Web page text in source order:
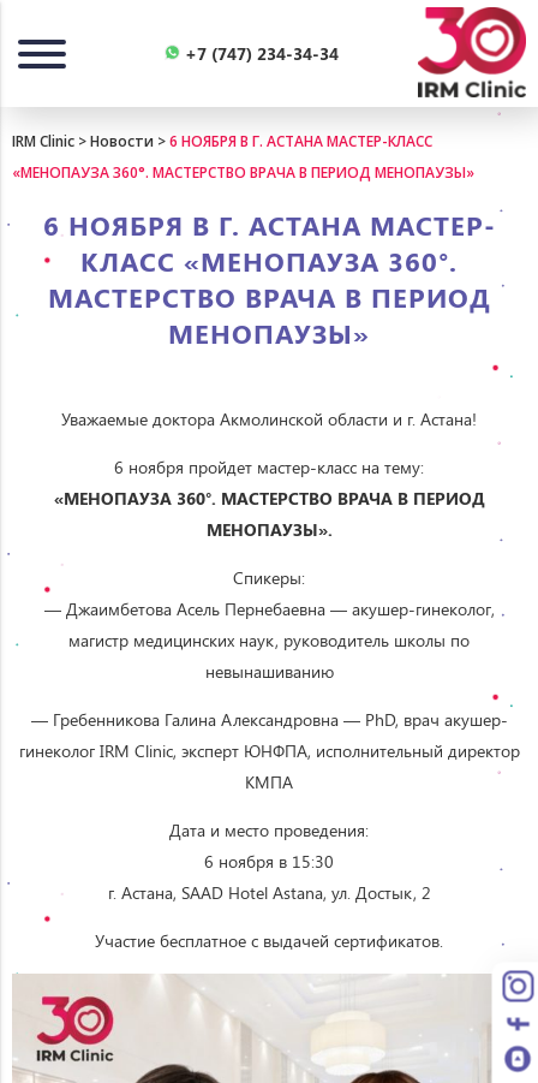
+7 (747) 234-34-34
IRM Clinic >Новости >6 НОЯБРЯ В Г. АСТАНА МАСТЕР-КЛАСС
«МЕНОПАУЗА 360°. МАСТЕРСТВО ВРАЧА В ПЕРИОД МЕНОПАУЗЫ»
6 НОЯБРЯ В Г. АСТАНА МАСТЕР-
КЛАСС «МЕНОПАУЗА 360°.
МАСТЕРСТВО ВРАЧА В ПЕРИОД
МЕНОПАУЗЫ»
Уважаемые доктора Акмолинской области и г. Астана!
6 ноября пройдет мастер-класс на тему:
«МЕНОПАУЗА 360°. МАСТЕРСТВО ВРАЧА В ПЕРИОД
МЕНОПАУЗЫ».
Спикеры:
— Джаимбетова Асель Пернебаевна — акушер-гинеколог,
магистр медицинских наук, руководитель школы по
невынашиванию
— Гребенникова Галина Александровна — PhD, врач акушер-
гинеколог IRM Clinic, эксперт ЮНФПА, исполнительный директор
КМПА
Дата и место проведения:
6 ноября в 15:30
г. Астана, SAAD Hotel Astana, ул. Достык, 2
Участие бесплатное с выдачей сертификатов.